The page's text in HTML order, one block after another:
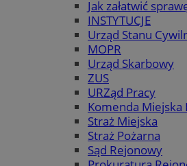
Jak załatwić
INSTYTUCJE
Urząd Stanu
MOPR
Urząd Skarbowy
ZUS
URZąd Pracy
Komenda Miejska
Straż Miejska
Straż Pożarna
Sąd Rejonowy